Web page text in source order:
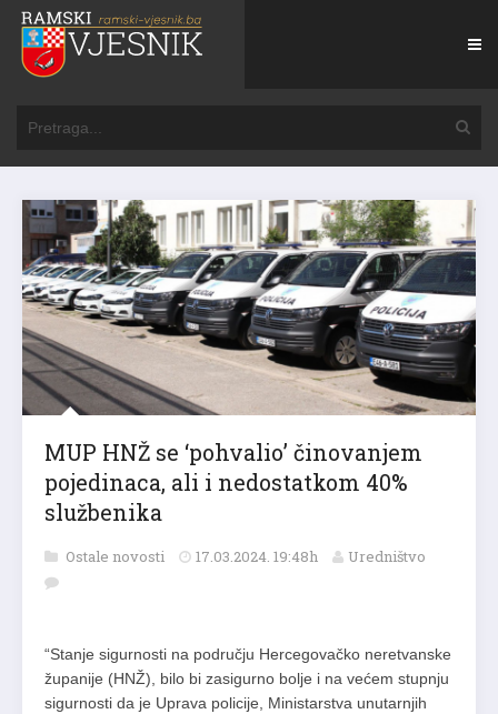
MUP HNŽ se ‘pohvalio’ činovanjem
pojedinaca, ali i nedostatkom 40%
službenika
Ostale novosti 17.03.2024. 19:48h Uredništvo
“Stanje sigurnosti na području Hercegovačko neretvanske
županije (HNŽ), bilo bi zasigurno bolje i na većem stupnju
sigurnosti da je Uprava policije, Ministarstva unutarnjih